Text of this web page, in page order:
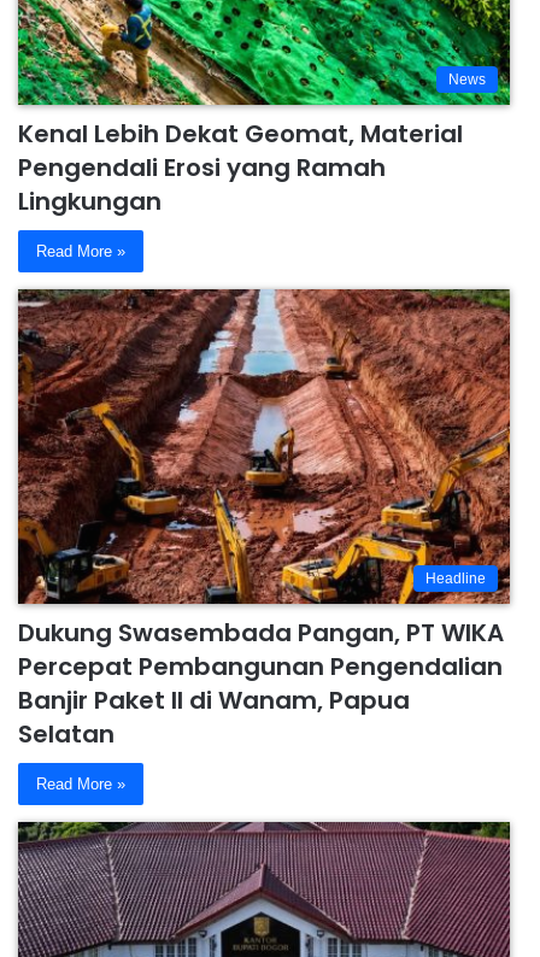
News
Kenal Lebih Dekat Geomat, Material
Pengendali Erosi yang Ramah
Lingkungan
Read More »
Headline
Dukung Swasembada Pangan, PT WIKA
Percepat Pembangunan Pengendalian
Banjir Paket II di Wanam, Papua
Selatan
Read More »